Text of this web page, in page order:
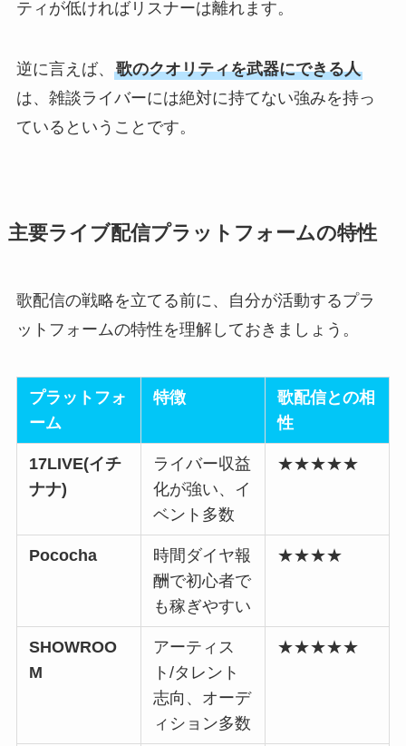
ティが低ければリスナーは離れます。
逆に言えば、 歌のクオリティを武器にできる人
は、雑談ライバーには絶対に持てない強みを持っ
ているということです。
主要ライブ配信プラットフォームの特性
歌配信の戦略を立てる前に、自分が活動するプラ
ットフォームの特性を理解しておきましょう。
プラットフォ
ーム
特徴
歌配信との相
性
17LIVE(イチ
ナナ)
ライバー収益
化が強い、イ
ベント多数
★★★★★
Pococha
時間ダイヤ報
酬で初心者で
も稼ぎやすい
★★★★
SHOWROO
M
アーティス
ト/タレント
志向、オーデ
ィション多数
★★★★★